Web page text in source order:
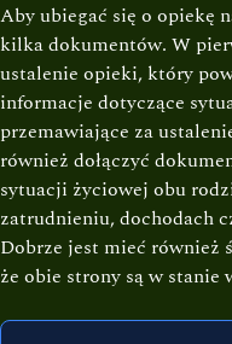
Aby ubiegać się o opiekę
kilka dokumentów. W
ustalenie opieki, który
informacje dotyczące
przemawiające za
również dołączyć
sytuacji życiowej obu
zatrudnieniu, dochodach
Dobrze jest mieć również
że obie strony są w stanie